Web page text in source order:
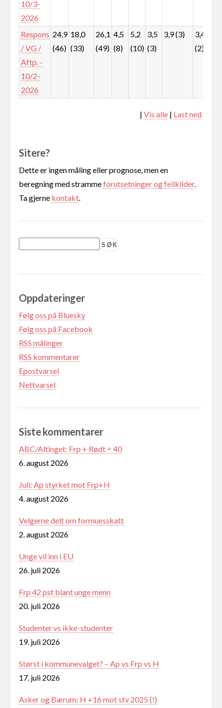
10/3-
2026
Respons
/ VG /
Aftp. -
10/2-
2026
24,9
(46)
18,0
(33)
26,1
(49)
4,5
(8)
5,2
(10)
3,5
(3)
3,9 (3)
3,4
(2)
|Vis alle | Last ned
Sitere?
Dette er ingen måling eller prognose, men en
beregning med strammeforutsetninger og feilkilder.
Ta gjerne kontakt.
Oppdateringer
Følg oss på Bluesky
Følg oss på Facebook
RSS målinger
RSS kommentarer
Epostvarsel
Nettvarsel
Siste kommentarer
ABC/Altinget: Frp + Rødt = 40
6. august 2026
Juli: Ap styrket mot Frp+H
4. august 2026
Velgerne delt om formuesskatt
2. august 2026
Unge vil inn i EU
26. juli 2026
Frp 42 pst blant unge menn
20. juli 2026
Studenter vs ikke-studenter
19. juli 2026
Størst i kommunevalget? – Ap vs Frp vs H
17. juli 2026
Asker og Bærum: H +16 mot stv 2025 (!)